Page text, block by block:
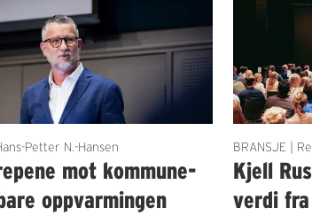
Petter N.-Hansen
mot kommune-
oppvarmingen
BRANSJE |
Kjell
verdi